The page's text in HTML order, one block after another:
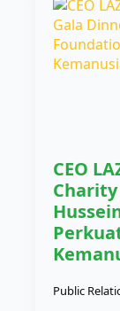
CEO
Public